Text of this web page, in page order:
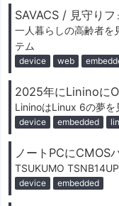
SAVACS / 見守りフ
一人暮らしの高齢者を
テム
device web
2025年にLininoに
LininoはLinux 6の夢を
device embedded
ノートPCにCMOS
TSUKUMO
device embedded